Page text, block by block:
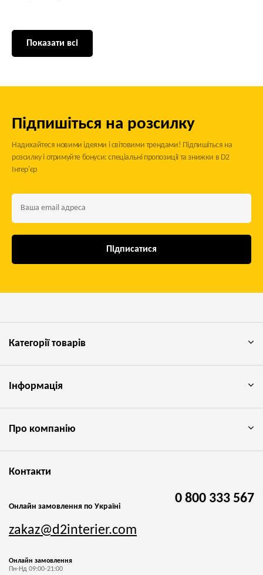
Показати всі
Підпишіться на розсилку
Надихайтеся новими ідеями і світовими трендами! Підпишіться на
розсилку і отримуйте бонуси: спеціальні пропозиції та знижки в D2
Інтер'єр
Підписатися
Категорії товарів
Інформація
Про компанію
Контакти
Онлайн замовлення по Україні
0 800 333 567
zakaz@d2interier.com
Онлайн замовлення
Пн-Нд 09:00-21:00